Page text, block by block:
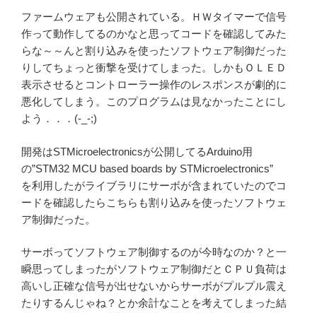
ファームウェアも公開されている。ＨＷタイマーで信号
作って動作してるのかなと思ってコードを確認してみた
らな～～んと割り込みを使ったソフトウェア制御だった
りしてちょっと衝撃を受けてしまった。しかもＯＬＥＤ
表示させるとコントローラー操作のレスポンスが劇的に
悪化してしまう。このプログラムは見なかったことにし
よう．．．(-_-;)
開発はSTMicroelectronicsが公開してるArduino用
の”STM32 MCU based boards by STMicroelectronics”
を利用したがライブラリにサーボが含まれていたのでコ
ードを確認したらこちらも割り込みを使ったソフトウェ
ア制御だった。
サーボってソフトウェア制御するのが今時なのか？と一
瞬思ってしまったがソフトウェア制御だとＣＰＵ負荷は
高いし正確な信号が出せないからサーボがプルプル震え
たりするんじゃね？とか余計なことを考えてしまった結